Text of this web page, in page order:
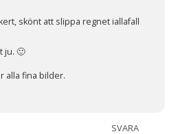
skönt att slippa regnet iallafall
ju. 🙂
alla fina bilder.
SVARA